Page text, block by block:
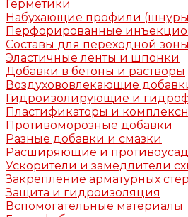
Герметики
Набухающие профили
Перфорированные
Составы для переходной
Эластичные ленты и шпонки
Добавки в бетоны и растворы
Воздухововлекающие
Гидроизолирующие и
Пластификаторы и
Противоморозные добавки
Разные добавки и смазки
Расширяющие и
Ускорители и замедлители
Закрепление арматурных
Защита и гидроизоляция
Вспомогательные материалы